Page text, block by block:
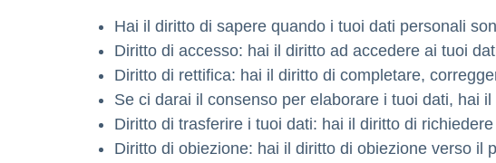
Hai il diritto di sapere quando i tuoi dati personali
Diritto di accesso: hai il diritto ad accedere ai tuoi
Diritto di rettifica: hai il diritto di completare,
Se ci darai il consenso per elaborare i tuoi dati, hai
Diritto di trasferire i tuoi dati: hai il diritto di
Diritto di obiezione: hai il diritto di obiezione verso il